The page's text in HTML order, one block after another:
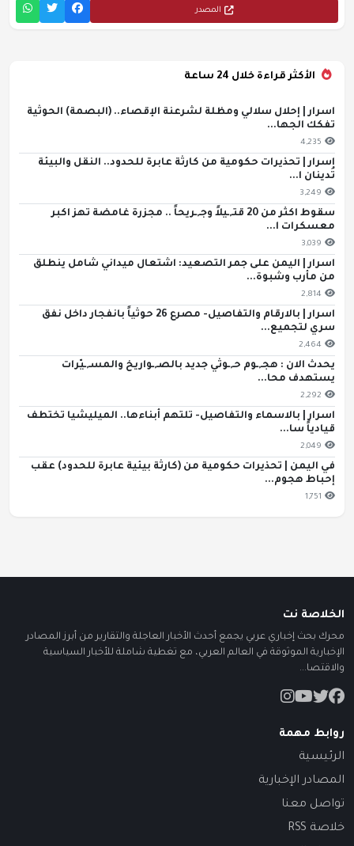
المصدر
الأكثر قراءة خلال 24 ساعة
اسرار | إحلال سلالي ومظلة لشرعنة الإقصاء.. (البصمة) الحوثية
تفكك الجها...
4,235
اسرار | تحذيرات حكومية من كارثة عابرة للحدود.. النقل والبيئة
تُدينان ا...
3,249
سقوط اكثر من 20 قتـ,ـيلاً وجـ,ـريحاً .. مجزرة غامضة تهز اكبر
معسكرات ا...
3,039
اسرار | اليمن على جمر التصعيد: اشتعال ميداني شامل ينطلق
من مأرب وشبوة...
2,814
اسرار | بالارقام والتفاصيل- مصرع 26 حوثياً بانفجار داخل نفق
سري لتجميع...
2,464
يحدث الان : هجـ,ـوم حـ,ـوثي جديد بالصـ,ـواريخ والمسـ,ـيّرات
يستهدف محا...
2,292
اسرار | بالاسماء والتفاصيل- تلتهم أبناءها.. الميليشيا تختطف
قيادياً سا...
2,049
في اليمن | تحذيرات حكومية من (كارثة بيئية عابرة للحدود) عقب
إحباط هجوم...
1,751
الخلاصة نت
محرك بحث إخباري عربي يجمع أحدث الأخبار العاجلة والتقارير من أبرز المصادر
الإخبارية الموثوقة في العالم العربي، مع تغطية شاملة للأخبار السياسية
والاقتصا...
روابط مهمة
الرئيسية
المصادر الإخبارية
تواصل معنا
خلاصة RSS